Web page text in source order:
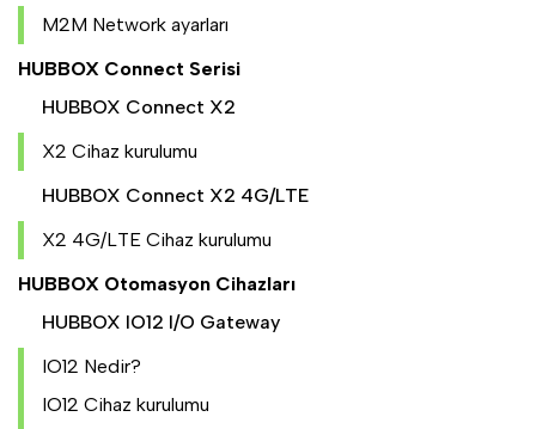
M2M Network ayarları
HUBBOX Connect Serisi
HUBBOX Connect X2
X2 Cihaz kurulumu
HUBBOX Connect X2 4G/LTE
X2 4G/LTE Cihaz kurulumu
HUBBOX Otomasyon Cihazları
HUBBOX IO12 I/O Gateway
IO12 Nedir?
IO12 Cihaz kurulumu